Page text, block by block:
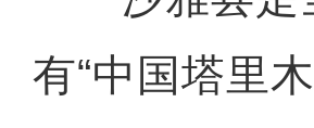
有“中国塔里